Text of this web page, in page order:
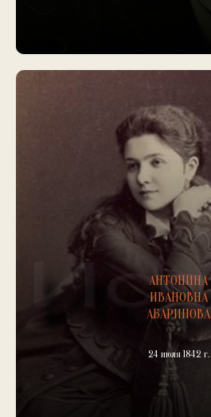
АНТОНИНА
ИВАНОВНА
АБАРИНОВА
24 июля 1842 г.